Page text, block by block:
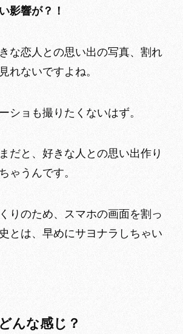
影響が？！
な恋人との思い出の写真、割れ
れないですよね。
ショも撮りたくないはず。
だと、 好きな人との思い出作り
ゃう んです。
りのため、スマホの画面を割っ
とは、早めにサヨナラしちゃい
んな感じ？